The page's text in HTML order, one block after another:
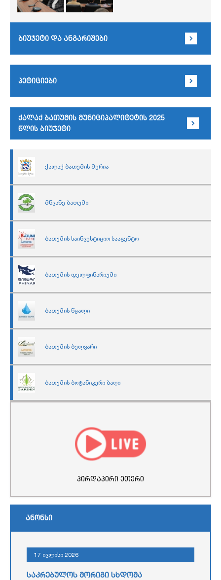
ბიუჯეტი და ანგარიშები
პეტიციები
ქალაქ ბათუმის მუნიციპალიტეტის 2025
წლის ბიუჯეტი
ქალაქ ბათუმის მერია
მწვანე ბათუმი
ბათუმის საინვესტიციო სააგენტო
ბათუმის დელფინარიუმი
ბათუმის წყალი
ბათუმის ბულვარი
ბათუმის ბოტანიკური ბაღი
პირდაპირი ეთერი
ანონსი
17 ივლისი 2026
საკრებულოს მორიგი სხდომა